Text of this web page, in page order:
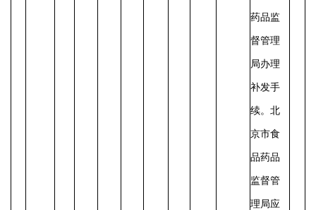
药品监
督管理
局办理
补发手
续。北
京市食
品药品
监督管
理局应